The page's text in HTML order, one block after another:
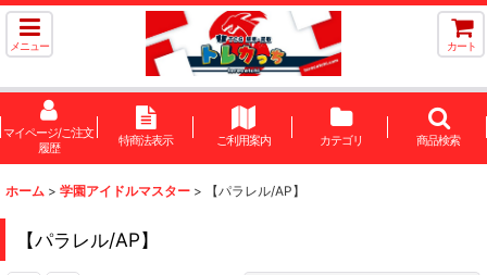
メニュー カート
マイページ/ご注文
履歴
特商法表示 ご利用案内 カテゴリ 商品検索
ホーム > 学園アイドルマスター > 【パラレル/AP】
【パラレル/AP】